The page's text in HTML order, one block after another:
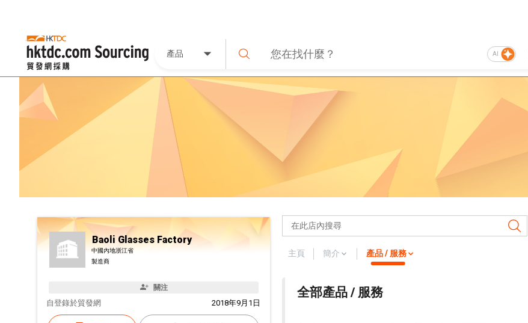
產品 AI
Baoli Glasses Factory
中國內地浙江省
製造商
關注
自 2018年9月1日
登錄於貿發網
主頁 簡介 產品 / 服務
全部產品 / 服務